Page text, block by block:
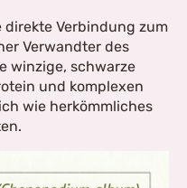
direkte Verbindung zum
Verwandter des
winzige, schwarze
und komplexen
wie herkömmliches